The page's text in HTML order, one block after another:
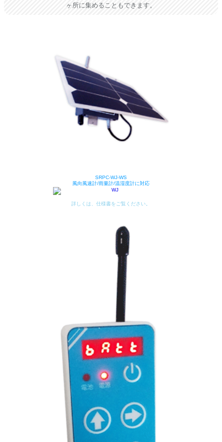
ヶ所に集めることもできます。
SRPC-WJ-WS
風向風速計/雨量計/温湿度計に対応
詳しくは、仕様書をご覧ください。